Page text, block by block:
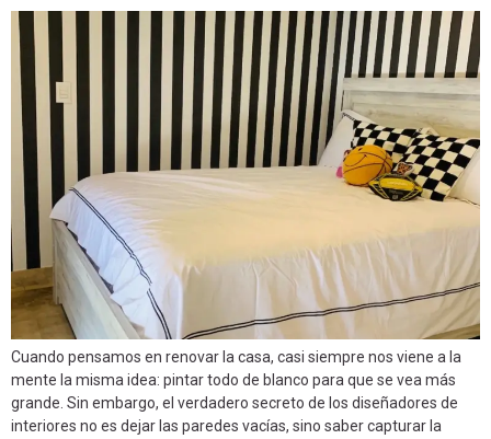
Cuando pensamos en renovar la casa, casi siempre nos viene a la
mente la misma idea: pintar todo de blanco para que se vea más
grande. Sin embargo, el verdadero secreto de los diseñadores de
interiores no es dejar las paredes vacías, sino saber capturar la